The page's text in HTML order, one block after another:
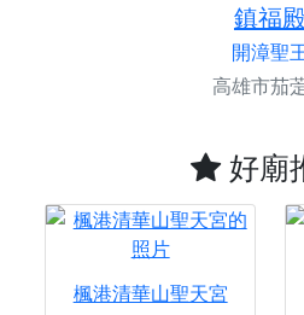
鎮福
開漳聖
高雄市茄
好廟
楓港清華山聖天宮